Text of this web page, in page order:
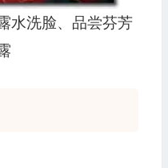
水洗脸、品尝芬芳